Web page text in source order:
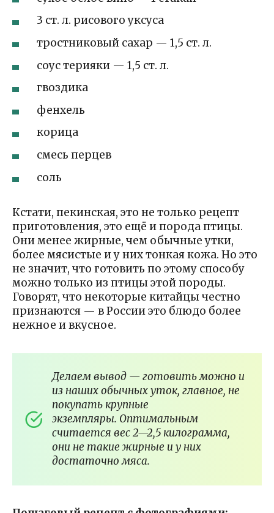
3 ст. л. рисового уксуса
тростниковый сахар — 1,5 ст. л.
соус терияки — 1,5 ст. л.
гвоздика
фенхель
корица
смесь перцев
соль
Кстати, пекинская, это не только рецепт
приготовления, это ещё и порода птицы.
Они менее жирные, чем обычные утки,
более мясистые и у них тонкая кожа. Но это
не значит, что готовить по этому способу
можно только из птицы этой породы.
Говорят, что некоторые китайцы честно
признаются — в России это блюдо более
нежное и вкусное.
Делаем вывод — готовить можно и
из наших обычных уток, главное, не
покупать крупные
экземпляры. Оптимальным
считается вес 2—2,5 килограмма,
они не такие жирные и у них
достаточно мяса.